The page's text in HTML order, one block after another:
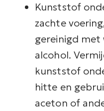
Kunststof
zachte
gereinigd met
alcohol.
kunststof
hitte en
aceton of